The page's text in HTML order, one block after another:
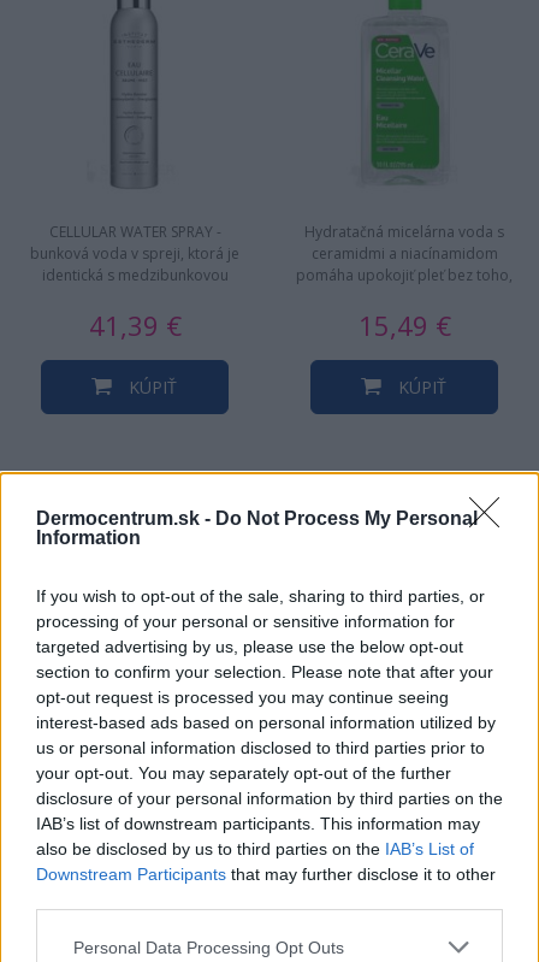
Dermocentrum.sk - Do Not Process My Personal
Information
If you wish to opt-out of the sale, sharing to third parties, or
processing of your personal or sensitive information for
targeted advertising by us, please use the below opt-out
section to confirm your selection. Please note that after your
opt-out request is processed you may continue seeing
interest-based ads based on personal information utilized by
us or personal information disclosed to third parties prior to
your opt-out. You may separately opt-out of the further
disclosure of your personal information by third parties on the
IAB’s list of downstream participants. This information may
also be disclosed by us to third parties on the IAB’s List of
Downstream Participants that may further disclose it to other
Personal Data Processing Opt Outs
CELLULAR WATER SPRAY -
bunková voda v spreji, ktorá je
identická s medzibunkovou
života…
41,39 €
KÚPIŤ
Hydratačná micelárna voda s
ceramidmi a niacínamidom
pomáha upokojiť pleť bez toho,
bariéru…
15,49 €
KÚPIŤ
NAJNOVŠIE ČLÁNKY V
NAŠOM BLOGU
Pripravte vašu pokožku
na sychravé dni
Starostlivosť o pleť v
lete
HODNOTENIE OBCHODU